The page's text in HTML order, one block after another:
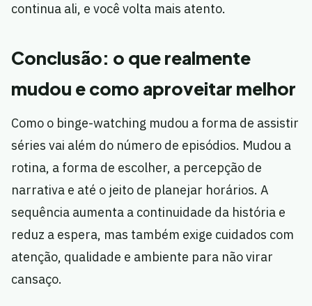
continua ali, e você volta mais atento.
Conclusão: o que realmente
mudou e como aproveitar melhor
Como o binge-watching mudou a forma de assistir
séries vai além do número de episódios. Mudou a
rotina, a forma de escolher, a percepção de
narrativa e até o jeito de planejar horários. A
sequência aumenta a continuidade da história e
reduz a espera, mas também exige cuidados com
atenção, qualidade e ambiente para não virar
cansaço.